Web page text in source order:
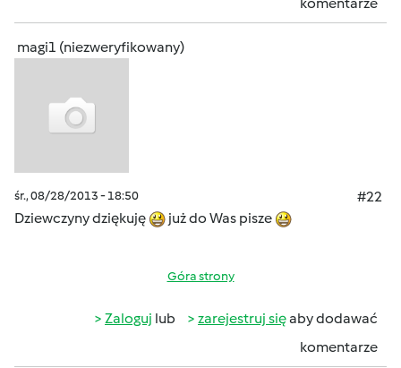
magi1 (niezweryfikowany)
śr., 08/28/2013 - 18:50
#22
Dziewczyny dziękuję
już do Was pisze
Góra strony
Zaloguj lub zarejestruj sięaby dodawać
komentarze